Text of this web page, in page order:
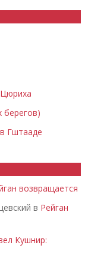
берегов)
Гштааде
возвращается
в Рейган
Кушнир: